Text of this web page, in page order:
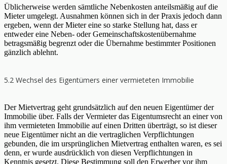
Üblicherweise werden sämtliche Nebenkosten anteilsmäßig auf die
Mieter umgelegt. Ausnahmen können sich in der Praxis jedoch dann
ergeben, wenn der Mieter eine so starke Stellung hat, dass er
entweder eine Neben- oder Gemeinschaftskostenübernahme
betragsmäßig begrenzt oder die Übernahme bestimmter Positionen
gänzlich ablehnt.
5.2 Wechsel des Eigentümers einer vermieteten Immobilie
Der Mietvertrag geht grundsätzlich auf den neuen Eigentümer der
Immobilie über. Falls der Vermieter das Eigentumsrecht an einer von
ihm vermieteten Immobilie auf einen Dritten überträgt, so ist dieser
neue Eigentümer nicht an die vertraglichen Verpflichtungen
gebunden, die im ursprünglichen Mietvertrag enthalten waren, es sei
denn, er wurde ausdrücklich von diesen Verpflichtungen in
Kenntnis gesetzt. Diese Bestimmung soll den Erwerber vor ihm